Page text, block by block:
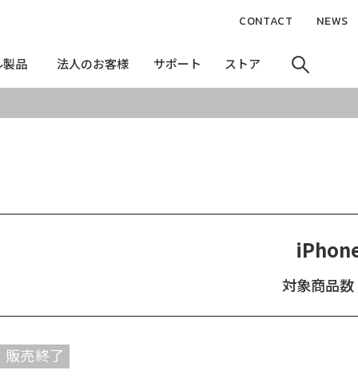
品
品 法人のお客様
法人のお客様 サポート
サポート ストア
ストア
CONTACT NEWS
対象商品
販売終了